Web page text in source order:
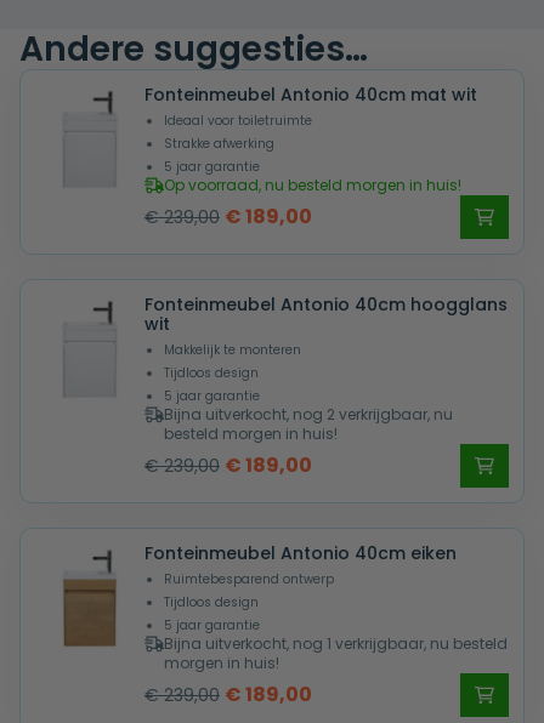
Andere suggesties…
Fonteinmeubel Antonio 40cm mat wit
Ideaal voor toiletruimte
Strakke afwerking
5 jaar garantie
Op voorraad, nu besteld morgen in huis!
€239,00 Oorspronkelijke
was:
€ 239,00.
€189,00
is:
€ 189,00.
Fonteinmeubel Antonio 40cm hoogglans
wit
Makkelijk te monteren
Tijdloos design
5 jaar garantie
Bijna uitverkocht, nog 2 verkrijgbaar, nu
besteld morgen in huis!
€239,00 Oorspronkelijke
was:
€ 239,00.
€189,00
is:
€ 189,00.
Fonteinmeubel Antonio 40cm eiken
Ruimtebesparend ontwerp
Tijdloos design
5 jaar garantie
Bijna uitverkocht, nog 1 verkrijgbaar, nu besteld
morgen in huis!
€239,00 Oorspronkelijke
€189,00